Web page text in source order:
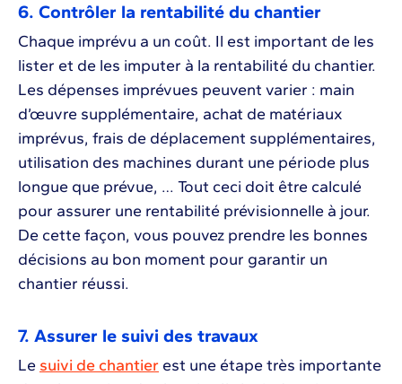
6. Contrôler la rentabilité du chantier
Chaque imprévu a un coût. Il est important de les
lister et de les imputer à la rentabilité du chantier.
Les dépenses imprévues peuvent varier : main
d’œuvre supplémentaire, achat de matériaux
imprévus, frais de déplacement supplémentaires,
utilisation des machines durant une période plus
longue que prévue, … Tout ceci doit être calculé
pour assurer une rentabilité prévisionnelle à jour.
De cette façon, vous pouvez prendre les bonnes
décisions au bon moment pour garantir un
chantier réussi.
7. Assurer le suivi des travaux
Le suivi de chantier est une étape très importante